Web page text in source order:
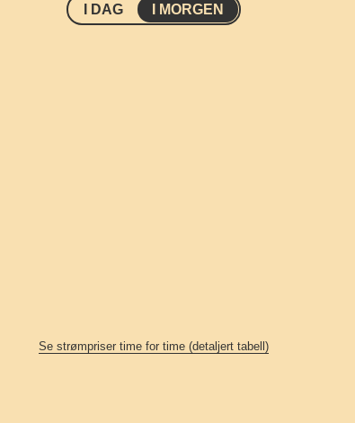
I DAG I MORGEN
Se strømpriser time for time (detaljert tabell)